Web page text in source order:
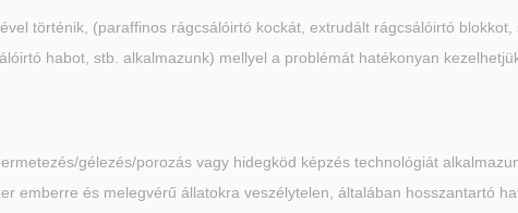
történik, (paraffinos rágcsálóirtó kockát, extrudált rágcsálóirtó blokkot,
habot, stb. alkalmazunk) mellyel a problémát hatékonyan
gélezés/porozás vagy hidegköd képzés technológiát
emberre és melegvérű állatokra veszélytelen, általában hosszantartó